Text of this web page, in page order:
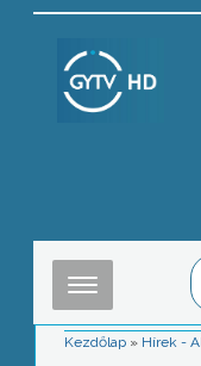
Kezdőlap » Hírek -